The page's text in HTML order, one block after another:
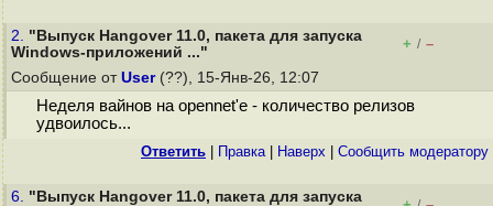
2. "Выпуск Hangover 11.0, пакета для запуска
Windows-приложений ..."
+ / –
Сообщение от User(??), 15-Янв-26, 12:07
Неделя вайнов на opennet'е - количество релизов
удвоилось...
Ответить Правка| Наверх Cообщить модератору
6. "Выпуск Hangover 11.0, пакета для запуска